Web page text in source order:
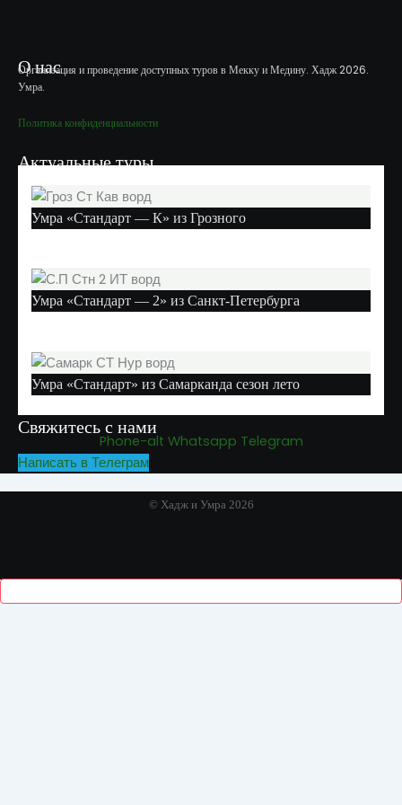
О нас
Организация и проведение доступных туров в Мекку и Медину. Хадж 2026.
Умра.
Политика конфиденциальности
Актуальные туры
Умра «Стандарт — К» из Грозного
Умра «Стандарт — 2» из Санкт-Петербурга
Умра «Стандарт» из Самарканда сезон лето
Свяжитесь с нами
Phone-alt Whatsapp Telegram
Написать в Телеграм
© Хадж и Умра 2026